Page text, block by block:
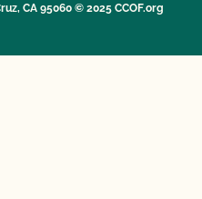
CA 95060 © 2025 CCOF.org